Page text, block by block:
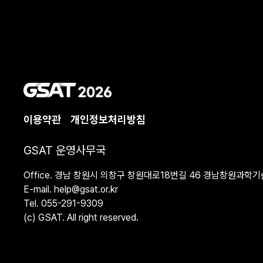
이용약관 개인정보처리방침
GSAT 운영사무국
Office. 경남 창원시 의창구 창원대로18번길 46 경남창원과학기
E-mail. help@gsat.or.kr
Tel. 055-291-9309
(c) GSAT. All right reserved.